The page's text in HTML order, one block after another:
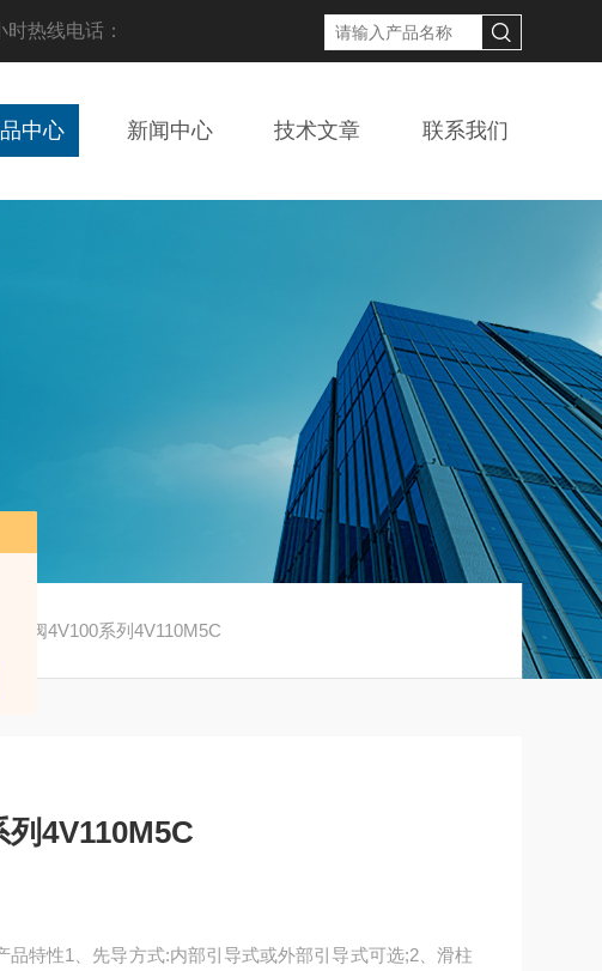
时热线电话：
中心 新闻中心 技术文章 联系我们
磁阀4V100系列4V110M5C
4V110M5C
品特性1、先导方式:内部引导式或外部引导式可选;2、滑柱